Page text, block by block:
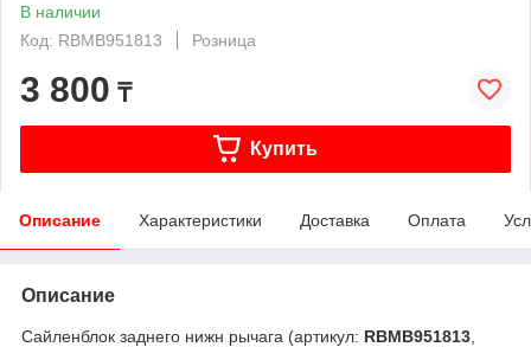
В наличии
Код: RBMB951813
Розница
3 800 ₸
Купить
Описание Характеристики Доставка Оплата
Описание
Сайленблок заднего нижн рычага (артикул: RBMB951813